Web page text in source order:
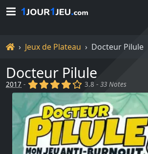
Accueil
Jeux de Plateau Docteur Pilule
Docteur Pilule
2017 - (x) (x) (x) (x) ()
3.8 -33 Notes